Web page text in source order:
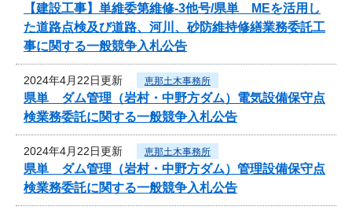
【建設工事】単維委第維修‐3他号/県単 MEを活用し
た道路点検及び道路、河川、砂防維持修繕業務委託工
事に関する一般競争入札公告
2024年4月22日更新 恵那土木事務所
県単 ダム管理（岩村・中野方ダム）電気設備保守点
検業務委託に関する一般競争入札公告
2024年4月22日更新 恵那土木事務所
県単 ダム管理（岩村・中野方ダム）管理設備保守点
検業務委託に関する一般競争入札公告